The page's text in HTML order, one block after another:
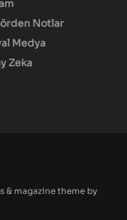
Notlar
Medya
Zeka
& magazine theme by